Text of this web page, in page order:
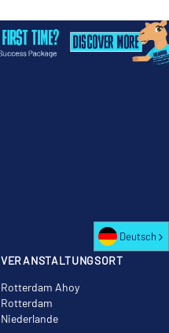
VERANSTALTUNGSORT
Rotterdam Ahoy
Rotterdam
Niederlande
Deutsch